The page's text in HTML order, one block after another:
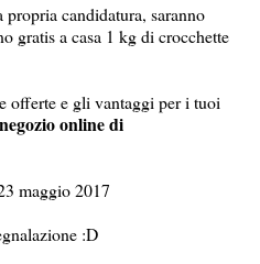
candidatura, saranno
gratis a casa 1 kg di crocchette
offerte e gli vantaggi per i tuoi
negozio online di
maggio 2017
:D